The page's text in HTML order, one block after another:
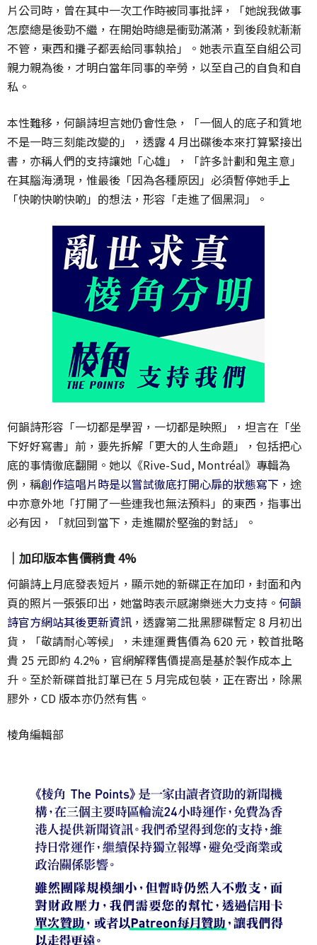
片公司時，曾在其中一次工作時被同事批評，「她說我做事
怎麼總是後勁不繼，在開始時總是衝勁滿滿，到後段就漸漸
不管，東西和攤子都丟給同事執拾」。她表示直至自組公司
親力親為後，才明白當年同事的辛勞，以至自己的自負和自
私。
本性難移，何韻詩坦言她仍會性急，「一個人的底子和質地
不是一時三刻能改變的」，透露 4 月出碟後本來打算緊接出
書，亦稱人們的支持讓她「心雄」，「許多計劃和鬼主意」
在其腦海湧現，惟最後「因為各種原因」必須暫停她手上
「快啲快啲快啲」的想法，形容「走進了個黑洞」。
何韻詩形容「一切都是學習，一切都是映照」，坦言在「坐
下好好寫書」前，要先拆解「更大的人生命題」，包括把心
底的事情徹底翻開。她以《Rive-Sud, Montréal》專輯為
例，稱創作這唱片時是以嘗試徹底打開心扉的狀態寫下 ，途
中亦意外地「打開了一些連我也無法預料」的東西，指事出
必有因，「就回到當下，走進關於堅強的對話」。
｜加印版本售價稍貴 4%
何韻詩上月底發表短片，顯示她的新碟正在加印，封面和內
頁的照片一張張印出，她當時表示感謝樂迷大力支持。 何韻
詩官方網站其後更新資訊 ，透露第二批黑膠碟暫定 8 月初出
貨，「敬請耐心等候」，未連運費售價為 620 元，較首批略
貴 25 元即約 4.2%，官網解釋售價提高是基於製作成本上
升。至於新碟首批訂單已在 5 月完成包裝，正在寄出，除黑
膠外，CD 版本亦仍然有售。
棱角編輯部